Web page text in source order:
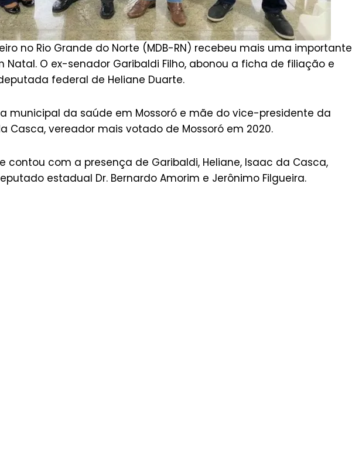
no Rio Grande do Norte (MDB-RN) recebeu mais uma importante
O ex-senador Garibaldi Filho, abonou a ficha de filiação e
federal de Heliane Duarte.
municipal da saúde em Mossoró e mãe do vice-presidente da
Casca, vereador mais votado de Mossoró em 2020.
contou com a presença de Garibaldi, Heliane, Isaac da Casca,
estadual Dr. Bernardo Amorim e Jerônimo Filgueira.